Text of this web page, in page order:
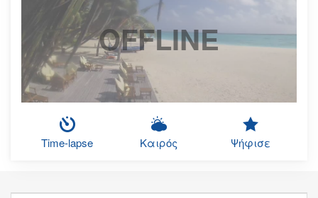
OFFLINE
Time-lapse Καιρός Ψήφισε